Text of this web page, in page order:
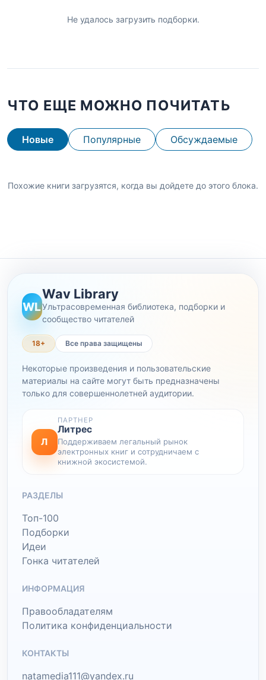
Не удалось загрузить подборки.
ЧТО ЕЩЕ МОЖНО ПОЧИТАТЬ
Новые Популярные Обсуждаемые
Похожие книги загрузятся, когда вы дойдете до этого блока.
WL
Wav Library
Ультрасовременная библиотека, подборки и
сообщество читателей
18+ Все права защищены
Некоторые произведения и пользовательские
материалы на сайте могут быть предназначены
только для совершеннолетней аудитории.
Л
ПАРТНЕР
Литрес
Поддерживаем легальный рынок
электронных книг и сотрудничаем с
книжной экосистемой.
РАЗДЕЛЫ
Топ-100
Подборки
Идеи
Гонка читателей
ИНФОРМАЦИЯ
Правообладателям
Политика конфиденциальности
КОНТАКТЫ
natamedia111@yandex.ru